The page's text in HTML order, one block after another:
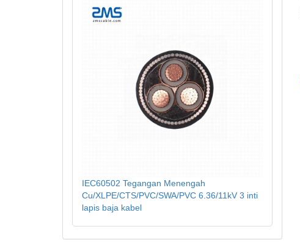
IEC60502 Tegangan Menengah
Cu/XLPE/CTS/PVC/SWA/PVC 6.36/11kV 3 inti
lapis baja kabel